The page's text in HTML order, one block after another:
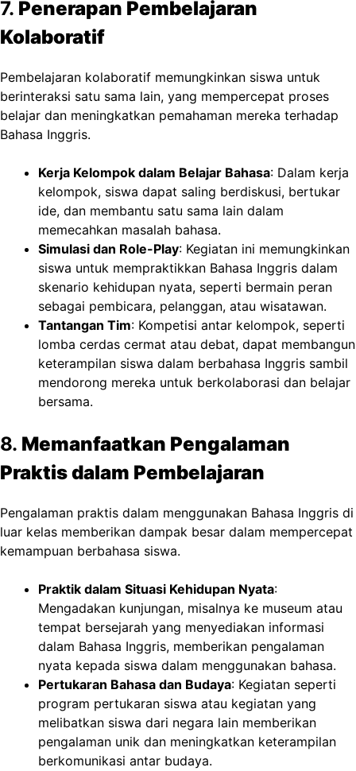
7. Penerapan Pembelajaran
Kolaboratif
Pembelajaran kolaboratif memungkinkan siswa untuk
berinteraksi satu sama lain, yang mempercepat proses
belajar dan meningkatkan pemahaman mereka terhadap
Bahasa Inggris.
Kerja Kelompok dalam Belajar Bahasa: Dalam kerja
kelompok, siswa dapat saling berdiskusi, bertukar
ide, dan membantu satu sama lain dalam
memecahkan masalah bahasa.
Simulasi dan Role-Play: Kegiatan ini memungkinkan
siswa untuk mempraktikkan Bahasa Inggris dalam
skenario kehidupan nyata, seperti bermain peran
sebagai pembicara, pelanggan, atau wisatawan.
Tantangan Tim: Kompetisi antar kelompok, seperti
lomba cerdas cermat atau debat, dapat membangun
keterampilan siswa dalam berbahasa Inggris sambil
mendorong mereka untuk berkolaborasi dan belajar
bersama.
8. Memanfaatkan Pengalaman
Praktis dalam Pembelajaran
Pengalaman praktis dalam menggunakan Bahasa Inggris di
luar kelas memberikan dampak besar dalam mempercepat
kemampuan berbahasa siswa.
Praktik dalam Situasi Kehidupan Nyata:
Mengadakan kunjungan, misalnya ke museum atau
tempat bersejarah yang menyediakan informasi
dalam Bahasa Inggris, memberikan pengalaman
nyata kepada siswa dalam menggunakan bahasa.
Pertukaran Bahasa dan Budaya: Kegiatan seperti
program pertukaran siswa atau kegiatan yang
melibatkan siswa dari negara lain memberikan
pengalaman unik dan meningkatkan keterampilan
berkomunikasi antar budaya.